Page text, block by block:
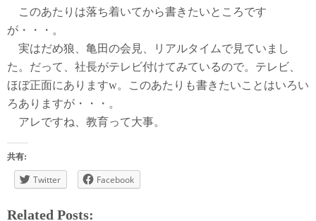
このあたりは落ち着いてから書きたいところです
が・・・。
実はだめ狼、亀田の会見、リアルタイムで見ていまし
た。だって、社長がテレビ付けてみているので。テレビ、
ほぼ正面にありますw。このあたりも書きたいことはいろい
ろありますが・・・。
アレですね、教育って大事。
共有:
Twitter Facebook
Related Posts: